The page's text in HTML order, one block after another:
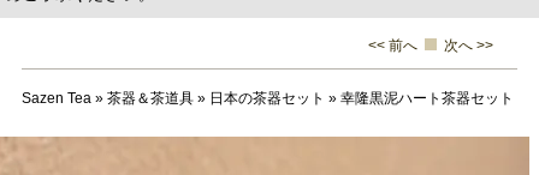
<< 前へ 次へ >>
Sazen Tea» 茶器＆茶道具» 日本の茶器セット » 幸隆黒泥ハート茶器セット